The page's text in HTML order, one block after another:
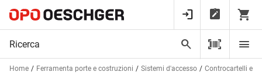
Home Ferramenta porte e costruzioni Sistemi d'accesso Controcartelli